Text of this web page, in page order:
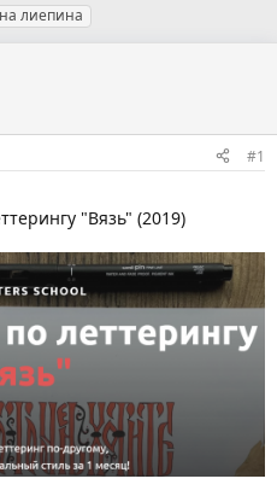
лиепина
#1
"Вязь" (2019)